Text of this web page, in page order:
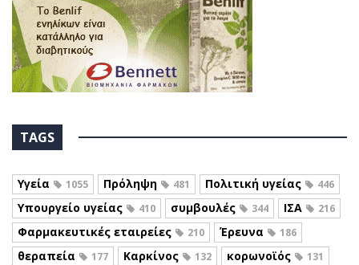
TAGS
Υγεία 1055 Πρόληψη 481 Πολιτική υγείας 446
Υπουργείο υγείας 410 συμβουλές 344 ΙΣΑ 216
Φαρμακευτικές εταιρείες 210 Έρευνα 186
θεραπεία 177 Καρκίνος 132 κορωνοϊός 131